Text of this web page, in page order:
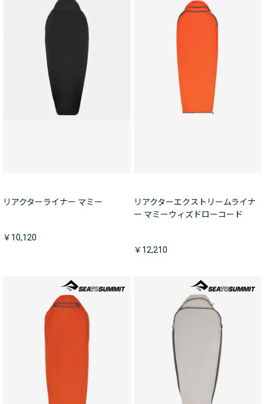
リアクターライナー マミー
￥10,120
リアクターエクストリームライナ
ー マミーウィズドローコード
￥12,210